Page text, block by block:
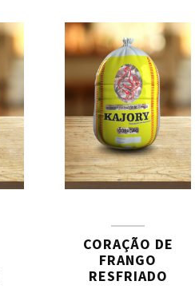
CORAÇÃO DE
FRANGO
RESFRIADO